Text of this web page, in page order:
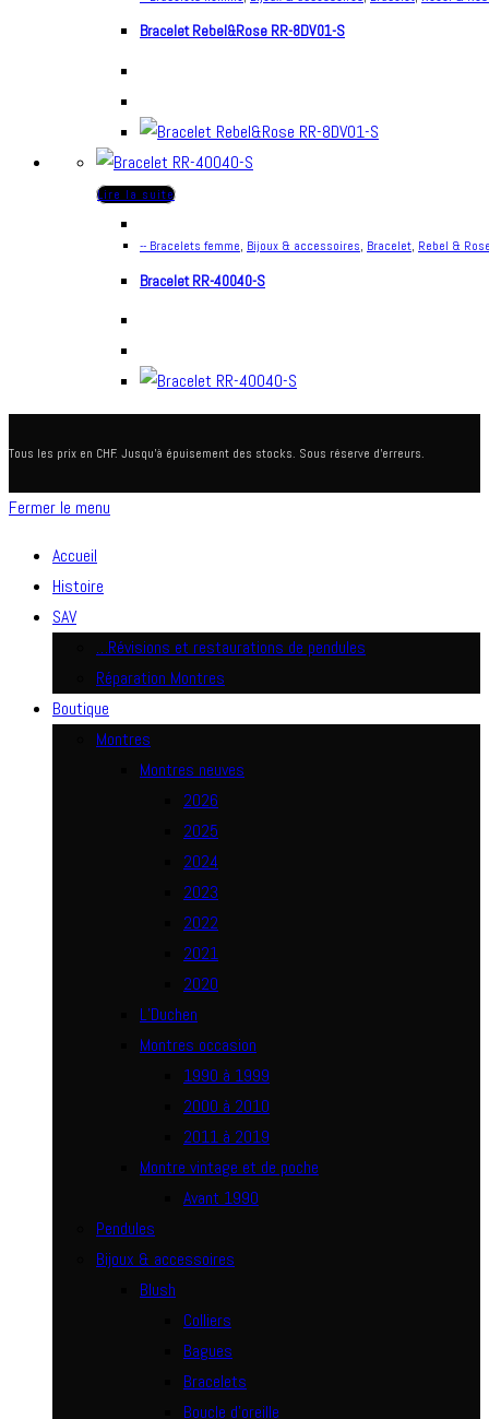
Bracelet Rebel&Rose RR-8DV01-S
Lire la suite
-- Bracelets femme, Bijoux & accessoires, Bracelet, Rebel &
Bracelet RR-40040-S
Tous les prix en CHF. Jusqu'à épuisement des stocks. Sous réserve d'erreurs.
Fermer le menu
Accueil
Histoire
SAV
…Révisions et restaurations de pendules
Réparation Montres
Boutique
Montres
Montres neuves
2026
2025
2024
2023
2022
2021
2020
L’Duchen
Montres occasion
1990 à 1999
2000 à 2010
2011 à 2019
Montre vintage et de poche
Avant 1990
Pendules
Bijoux & accessoires
Blush
Colliers
Bagues
Bracelets
Boucle d’oreille